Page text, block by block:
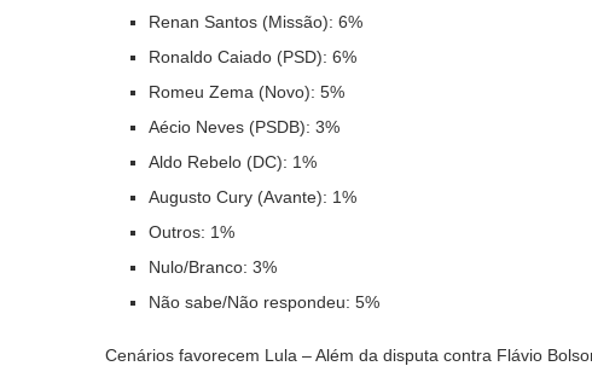
Renan Santos (Missão): 6%
Ronaldo Caiado (PSD): 6%
Romeu Zema (Novo): 5%
Aécio Neves (PSDB): 3%
Aldo Rebelo (DC): 1%
Augusto Cury (Avante): 1%
Outros: 1%
Nulo/Branco: 3%
Não sabe/Não respondeu: 5%
Cenários favorecem Lula – Além da disputa contra Flávio